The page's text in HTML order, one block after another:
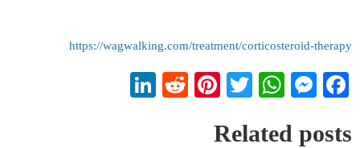
https://wagwalking.com/treatment/corticosteroid-therapy
Facebook
Messenger
WhatsApp
Twitter
Pinterest
Reddit
Related posts